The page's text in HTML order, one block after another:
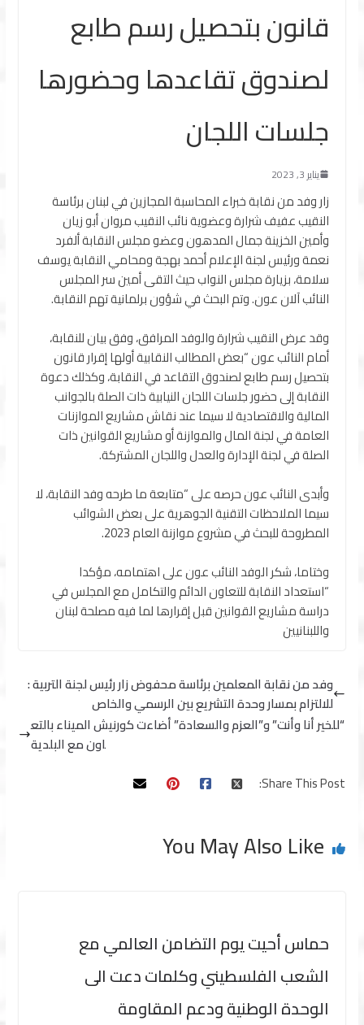
قانون بتحصيل رسم طابع
لصندوق تقاعدها وحضورها
جلسات اللجان
يناير 3, 2023
زار وفد من نقابة خبراء المحاسبة المجازين في لبنان برئاسة
النقيب عفيف شرارة وعضوية نائب النقيب مروان أبو زيان
وأمين الخزينة جمال المدهون وعضو مجلس النقابة ألفرد
نعمة ورئيس لجنة الإعلام أحمد بهجة ومحامي النقابة يوسف
سلامة، بزيارة مجلس النواب حيث التقى أمين سر المجلس
النائب آلان عون. وتم البحث في شؤون برلمانية تهم النقابة.
وقد عرض النقيب شرارة والوفد المرافق، وفق بيان للنقابة،
أمام النائب عون “بعض المطالب النقابية أولها إقرار قانون
بتحصيل رسم طابع لصندوق التقاعد في النقابة، وكذلك دعوة
النقابة إلى حضور جلسات اللجان النيابية ذات الصلة بالجوانب
المالية والاقتصادية لا سيما عند نقاش مشاريع الموازنات
العامة في لجنة المال والموازنة أو مشاريع القوانين ذات
الصلة في لجنة الإدارة والعدل واللجان المشتركة.
وأبدى النائب عون حرصه على “متابعة ما طرحه وفد النقابة، لا
سيما الملاحظات التقنية الجوهرية على بعض الشوائب
المطروحة للبحث في مشروع موازنة العام 2023.
وختاما، شكر الوفد النائب عون على اهتمامه، مؤكدا
“استعداد النقابة للتعاون الدائم والتكامل مع المجلس في
دراسة مشاريع القوانين قبل إقرارها لما فيه مصلحة لبنان
واللبنانيين
وفد من نقابة المعلمين برئاسة محفوض زار رئيس لجنة التربية :
للالتزام بمسار وحدة التشريع بين الرسمي والخاص
“للخير أنا وأنت” و”العزم والسعادة” أضاءت كورنيش الميناء بالتع
اون مع البلدية
Share This Post:
You May Also Like
حماس أحيت يوم التضامن العالمي مع
الشعب الفلسطيني وكلمات دعت الى
الوحدة الوطنية ودعم المقاومة